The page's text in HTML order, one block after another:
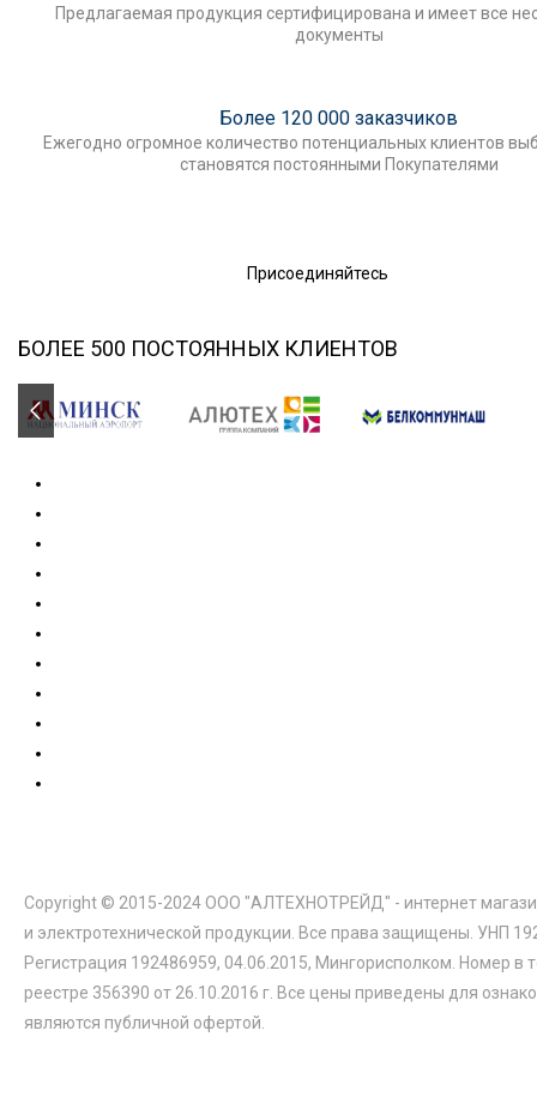
Предлагаемая продукция сертифицирована и имеет все
документы
Более 120 000 заказчиков
Ежегодно огромное количество потенциальных клиентов
становятся постоянными Покупателями
Присоединяйтесь
БОЛЕЕ 500 ПОСТОЯННЫХ КЛИЕНТОВ
Copyright © 2015-2024 ООО "АЛТЕХНОТРЕЙД" - интернет
и электротехнической продукции. Все права защищены. УНП
Регистрация 192486959, 04.06.2015, Мингорисполком. Номер в
реестре 356390 от 26.10.2016 г. Все цены приведены для
являются публичной офертой.